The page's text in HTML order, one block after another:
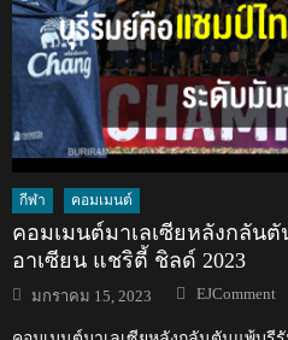
กีฬา คอมเมนต์
คอมเมนต์มาเลเซียหลังกลัน
อาเซียน แชริตี้ ชิลด์ 2023
Posted
on
มกราคม 15, 2023 Author
EJComment